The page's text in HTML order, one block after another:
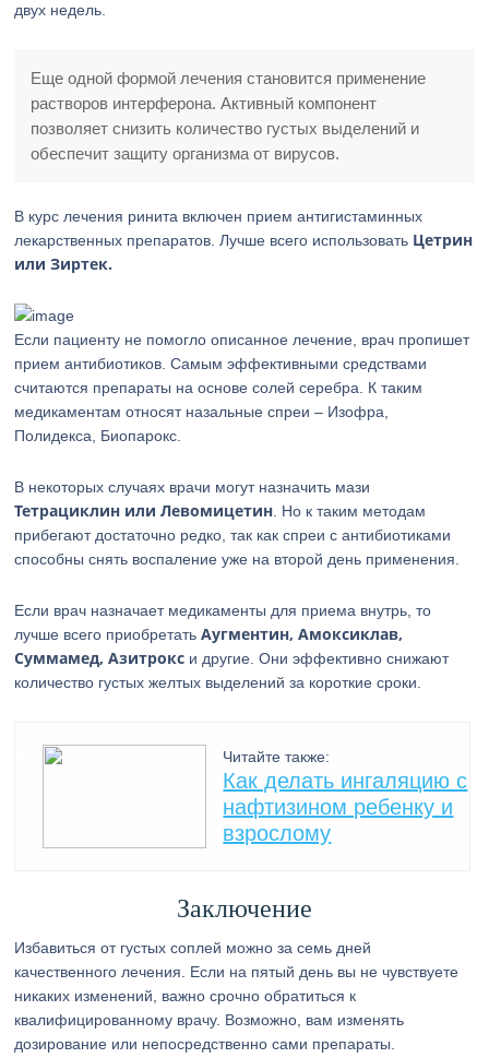
двух недель.
Еще одной формой лечения становится применение
растворов интерферона. Активный компонент
позволяет снизить количество густых выделений и
обеспечит защиту организма от вирусов.
В курс лечения ринита включен прием антигистаминных
лекарственных препаратов. Лучше всего использовать Цетрин
или Зиртек.
Если пациенту не помогло описанное лечение, врач пропишет
прием антибиотиков. Самым эффективными средствами
считаются препараты на основе солей серебра. К таким
медикаментам относят назальные спреи – Изофра,
Полидекса, Биопарокс.
В некоторых случаях врачи могут назначить мази
Тетрациклин или Левомицетин . Но к таким методам
прибегают достаточно редко, так как спреи с антибиотиками
способны снять воспаление уже на второй день применения.
Если врач назначает медикаменты для приема внутрь, то
лучше всего приобретатьАугментин, Амоксиклав,
Суммамед, Азитрокс и другие. Они эффективно снижают
количество густых желтых выделений за короткие сроки.
Читайте также:
Как делать ингаляцию с
нафтизином ребенку и
взрослому
Заключение
Избавиться от густых соплей можно за семь дней
качественного лечения. Если на пятый день вы не чувствуете
никаких изменений, важно срочно обратиться к
квалифицированному врачу. Возможно, вам изменять
дозирование или непосредственно сами препараты.